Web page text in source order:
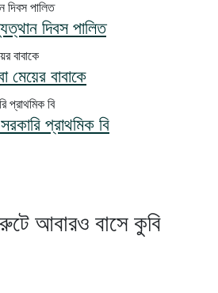
আবারও বাসে কুবি
দিবস পালিত
মেয়ের বাবাকে
প্রাথমিক বি